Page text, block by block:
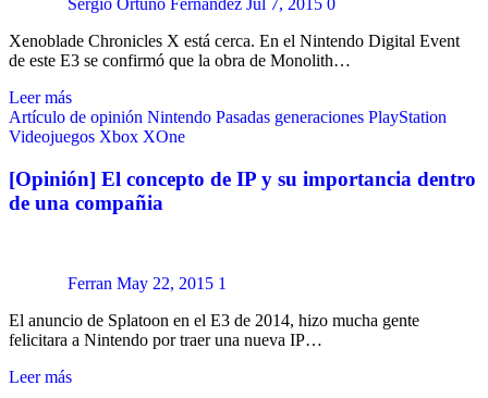
Sergio Ortuño Fernández Jul 7, 2015 0
Xenoblade Chronicles X está cerca. En el Nintendo Digital Event
de este E3 se confirmó que la obra de Monolith…
Leer más
Artículo de opinión Nintendo Pasadas generaciones PlayStation
Videojuegos Xbox XOne
[Opinión] El concepto de IP y su importancia dentro
de una compañia
Ferran May 22, 2015 1
El anuncio de Splatoon en el E3 de 2014, hizo mucha gente
felicitara a Nintendo por traer una nueva IP…
Leer más